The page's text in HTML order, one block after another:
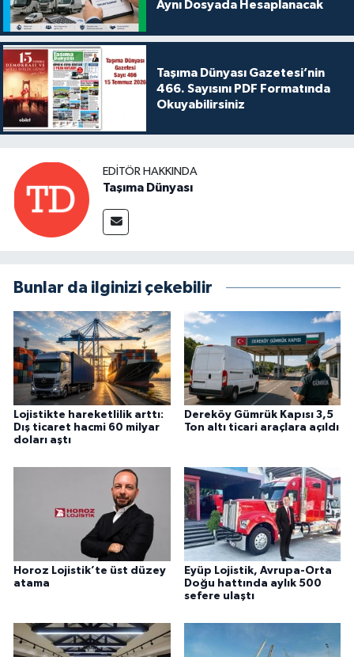
Aynı Dosyada Hesaplanacak
Taşıma Dünyası Gazetesi’nin
466. Sayısını PDF Formatında
Okuyabilirsiniz
EDITÖR HAKKINDA
Taşıma Dünyası
Bunlar da ilginizi çekebilir
Lojistikte hareketlilik arttı:
Dış ticaret hacmi 60 milyar
doları aştı
Dereköy Gümrük Kapısı 3,5
Ton altı ticari araçlara açıldı
Horoz Lojistik’te üst düzey
atama
Eyüp Lojistik, Avrupa-Orta
Doğu hattında aylık 500
sefere ulaştı